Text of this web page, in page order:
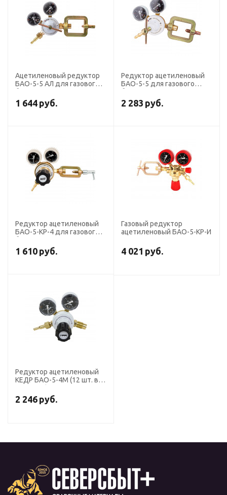
Ацетиленовый редуктор
БАО-5-5 АЛ для газового
1 644 руб.
Редуктор ацетиленовый
БАО-5-5 для газового
2 283 руб.
Редуктор ацетиленовый
БАО-5-КР-4 для газового
1 610 руб.
Газовый редуктор
ацетиленовый БАО-5-КР-И
4 021 руб.
Редуктор ацетиленовый
КЕДР БАО-5-4М (12 шт. в
2 246 руб.